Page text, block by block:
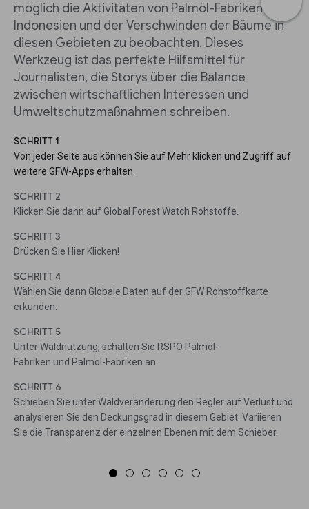
möglich die Aktivitäten von Palmöl-Fabriken in
Indonesien und der Verschwinden der Bäume in
diesen Gebieten zu beobachten. Dieses
Werkzeug ist das perfekte Hilfsmittel für
Journalisten, die Storys über die Balance
zwischen wirtschaftlichen Interessen und
Umweltschutzmaßnahmen schreiben.
SCHRITT 1
Von jeder Seite aus können Sie auf Mehr klicken und Zugriff auf
weitere GFW-Apps erhalten.
SCHRITT 2
Klicken Sie dann auf Global Forest Watch Rohstoffe.
SCHRITT 3
Drücken Sie Hier Klicken!
SCHRITT 4
Wählen Sie dann Globale Daten auf der GFW Rohstoffkarte
erkunden.
SCHRITT 5
Unter Waldnutzung, schalten Sie RSPO Palmöl-
Fabriken und Palmöl-Fabriken an.
SCHRITT 6
Schieben Sie unter Waldveränderung den Regler auf Verlust und
analysieren Sie den Deckungsgrad in diesem Gebiet. Variieren
Sie die Transparenz der einzelnen Ebenen mit dem Schieber.